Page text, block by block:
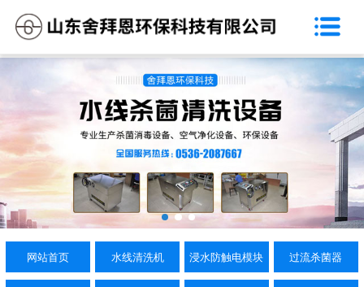
网站首页
关于我们
水线清洗机
浸水防触电模块
过流杀菌器
新闻中心
网站首页 水线清洗机 浸水防触电模块 过流杀菌器